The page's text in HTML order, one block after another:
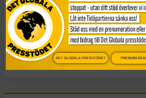
valdeltagande
KATEGORI
Nyheter
DET GLOBALA PRESSTÖDET